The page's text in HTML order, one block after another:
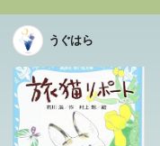
うぐはら